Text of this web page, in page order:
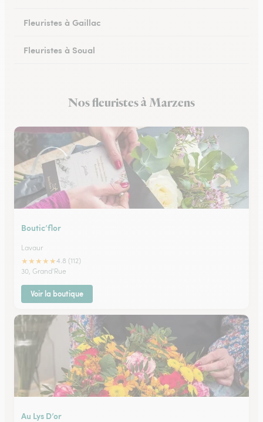
Fleuristes à Gaillac
Fleuristes à Soual
Fleuristes à Murat-sur-Vèbre
Nos fleuristes à Marzens
Boutic’flor
Lavaur
★★★★★4.8 (112)
30, Grand'Rue
Voir la boutique
Au Lys D’or